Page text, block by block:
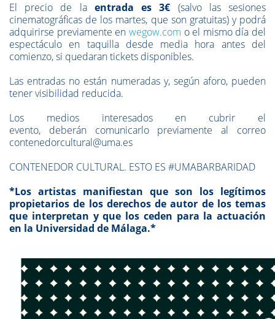
El precio de la entrada es 3€ (salvo las sesiones
cinematográficas de los martes, que son gratuitas) y podrá
adquirirse previamente en wegow.com o el mismo día del
espectáculo en taquilla desde media hora antes del
comienzo, si quedaran tickets disponibles.
Las entradas no están numeradas y, según aforo, pueden
tener visibilidad reducida.
Los medios interesados en cubrir el
evento, deberán comunicarlo previamente al correo
contenedorcultural@uma.es
CONTENEDOR CULTURAL. ESTO ES #UMABARBARIDAD
*Los artistas manifiestan que son los legítimos
propietarios de los derechos de autor de los temas
que interpretan y que los ceden para la actuación
en la Universidad de Málaga.*